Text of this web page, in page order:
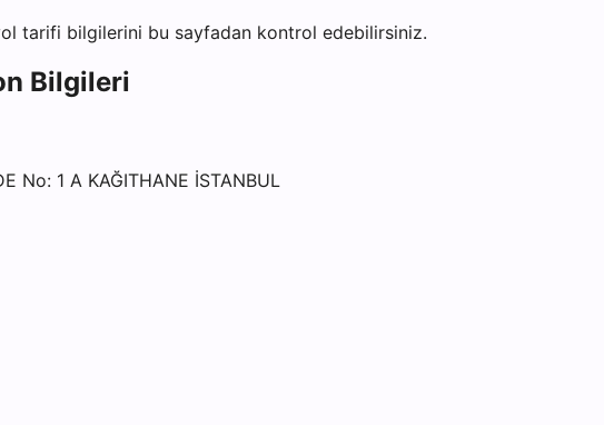
tarifi bilgilerini bu sayfadan kontrol edebilirsiniz.
Bilgileri
No: 1 A KAĞITHANE İSTANBUL